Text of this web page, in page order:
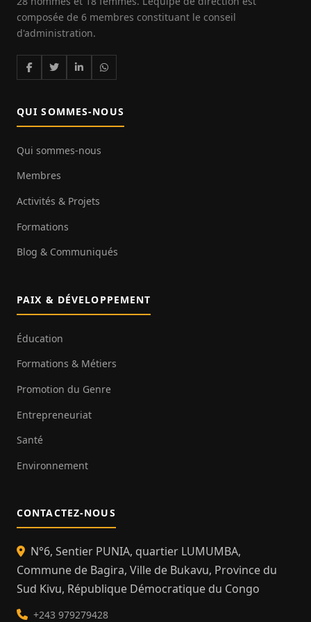
composée de 6 membres constituant le conseil
d'administration.
QUI SOMMES-NOUS
Qui sommes-nous
Membres
Activités & Projets
Formations
Blog & Communiqués
PAIX & DÉVELOPPEMENT
Éducation
Formations & Métiers
Promotion du Genre
Entrepreneuriat
Santé
Environnement
CONTACTEZ-NOUS
N°6, Sentier PUNIA, quartier LUMUMBA,
Commune de Bagira, Ville de Bukavu, Province du
Sud Kivu, République Démocratique du Congo
+243 979279428